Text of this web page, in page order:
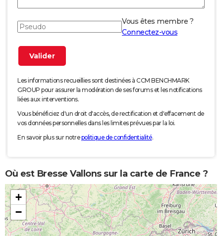
Vous êtes membre ?
Connectez-vous
Les informations recueillies sont destinées à CCM BENCHMARK
GROUP pour assurer la modération de ses forums et les notifications
liées aux interventions.
Vous bénéficiez d'un droit d'accès, de rectification et d'effacement de
vos données personnelles dans les limites prévues par la loi.
En savoir plus sur notrepolitique de confidentialité.
Où est Bresse Vallons sur la carte de France ?
+
−